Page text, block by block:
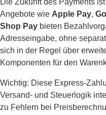
Die Zukunft des Payments ist
Angebote wie Apple Pay,
Shop Pay bieten
Adresseingabe, ohne
sich in der Regel über
Komponenten für den
Wichtig: Diese Express-
Versand- und Steuerlogik
zu Fehlern bei